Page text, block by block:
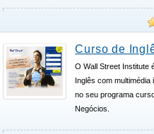
Curso de
O Wall Street Institute
Inglês com multimédia
no seu programa
Negócios.